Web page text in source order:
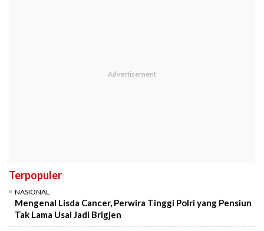
Terpopuler
NASIONAL
Mengenal Lisda Cancer, Perwira Tinggi Polri yang Pensiun
Tak Lama Usai Jadi Brigjen